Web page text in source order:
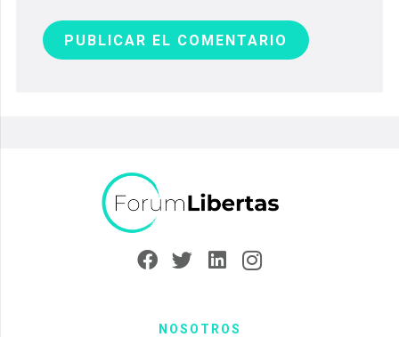
PUBLICAR EL COMENTARIO
NOSOTROS